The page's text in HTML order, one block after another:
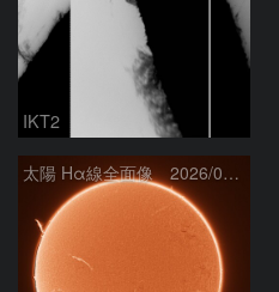
IKT2
太陽 Hα線全面像 2026/08/07